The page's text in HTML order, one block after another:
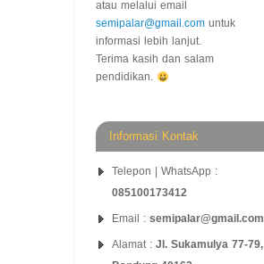
atau melalui email
semipalar@gmail.com untuk
informasi lebih lanjut.
Terima kasih dan salam
pendidikan.
Informasi Kontak
Telepon | WhatsApp :
085100173412
Email : semipalar@gmail.com
Alamat : Jl. Sukamulya 77-79,